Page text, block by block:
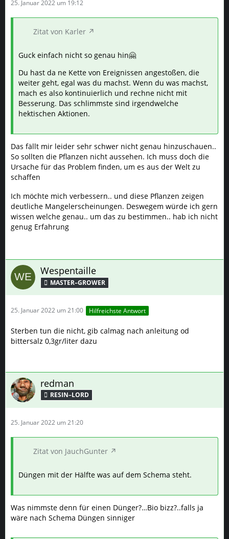
25. Januar 2022 um 19:12
Zitat von Karler
Guck einfach nicht so genau hin🤗
Du hast da ne Kette von Ereignissen angestoßen, die
weiter geht, egal was du machst. Wenn du was machst,
mach es also kontinuierlich und rechne nicht mit
Besserung. Das schlimmste sind irgendwelche
hektischen Aktionen.
Das fällt mir leider sehr schwer nicht genau hinzuschauen..
So sollten die Pflanzen nicht aussehen. Ich muss doch die
Ursache für das Problem finden, um es aus der Welt zu
schaffen
Ich möchte mich verbessern.. und diese Pflanzen zeigen
deutliche Mangelerscheinungen. Deswegem würde ich gern
wissen welche genau.. um das zu bestimmen.. hab ich nicht
genug Erfahrung
Wespentaille
MASTER–GROWER
25. Januar 2022 um 21:00 Hilfreichste Antwort
Sterben tun die nicht, gib calmag nach anleitung od
bittersalz 0,3gr/liter dazu
redman
RESIN–LORD
25. Januar 2022 um 21:20
Zitat von JauchGunter
Düngen mit der Hälfte was auf dem Schema steht.
Was nimmste denn für einen Dünger?…Bio bizz?..falls ja
wäre nach Schema Düngen sinniger